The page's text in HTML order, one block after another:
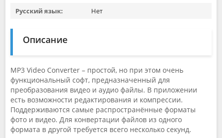
Русский язык:
Нет
Описание
MP3 Video Converter – простой, но при этом очень
функциональный софт, предназначенный для
преобразования видео и аудио файлы. В приложении
есть возможности редактирования и компрессии.
Поддерживаются самые распространённые форматы
фото и видео. Для конвертации файлов из одного
формата в другой требуется всего несколько секунд.